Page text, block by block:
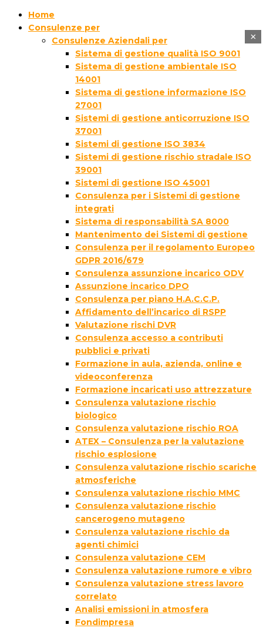
Home
Consulenze per
Consulenze Aziendali per
Sistema di gestione qualità ISO 9001
Sistema di gestione ambientale ISO
14001
Sistema di gestione informazione ISO
27001
Sistemi di gestione anticorruzione ISO
37001
Sistemi di gestione ISO 3834
Sistemi di gestione rischio stradale ISO
39001
Sistemi di gestione ISO 45001
Consulenza per i Sistemi di gestione
integrati
Sistema di responsabilità SA 8000
Mantenimento dei Sistemi di gestione
Consulenza per il regolamento Europeo
GDPR 2016/679
Consulenza assunzione incarico ODV
Assunzione incarico DPO
Consulenza per piano H.A.C.C.P.
Affidamento dell’incarico di RSPP
Valutazione rischi DVR
Consulenza accesso a contributi
pubblici e privati
Formazione in aula, azienda, online e
videoconferenza
Formazione incaricati uso attrezzature
Consulenza valutazione rischio
biologico
Consulenza valutazione rischio ROA
ATEX – Consulenza per la valutazione
rischio esplosione
Consulenza valutazione rischio scariche
atmosferiche
Consulenza valutazione rischio MMC
Consulenza valutazione rischio
cancerogeno mutageno
Consulenza valutazione rischio da
agenti chimici
Consulenza valutazione CEM
Consulenza valutazione rumore e vibro
Consulenza valutazione stress lavoro
correlato
Analisi emissioni in atmosfera
Fondimpresa
×